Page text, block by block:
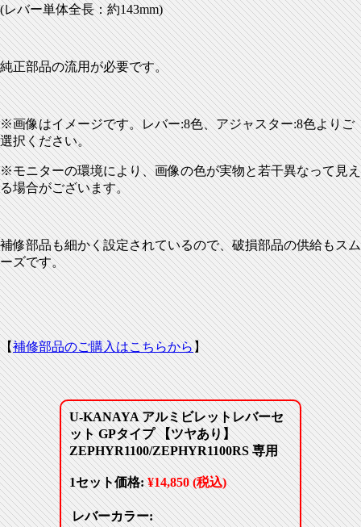
(レバー単体全長：約143mm)
純正部品の流用が必要です。
※画像はイメージです。レバー:8色、アジャスター:8色よりご
選択ください。
※モニターの環境により、画像の色が実物と若干異なって見え
る場合がございます。
補修部品も細かく設定されているので、破損部品の供給もスム
ーズです。
【補修部品のご購入はこちらから】
U-KANAYA アルミビレットレバーセ
ット GPタイプ 【ツヤあり】
ZEPHYR1100/ZEPHYR1100RS 専用
1セット価格:¥14,850 (税込)
レバーカラー: